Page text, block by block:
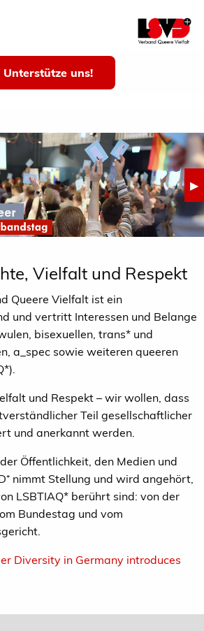
Unterstütze uns!
▶︎
Vielfalt und Respekt
Queere Vielfalt ist ein
und vertritt Interessen und Belange
bisexuellen, trans* und
a_spec sowie weiteren queeren
und Respekt – wir wollen, dass
Teil gesellschaftlicher
und anerkannt werden.
Öffentlichkeit, den Medien und
⁺ nimmt Stellung und wird angehört,
LSBTIAQ* berührt sind: von der
Bundestag und vom
Diversity in Germany introduces